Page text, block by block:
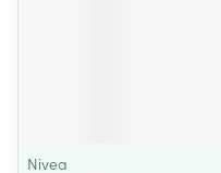
Nivea